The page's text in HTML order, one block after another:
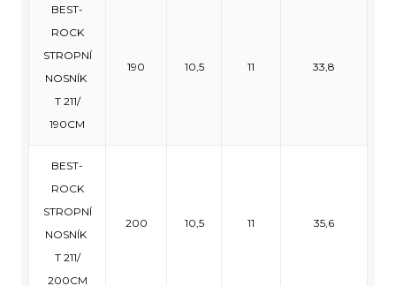
BEST-
ROCK
STROPNÍ
NOSNÍK
T 211/
190CM
190 10,5 11 33,8
BEST-
ROCK
STROPNÍ
NOSNÍK
T 211/
200CM
200 10,5 11 35,6